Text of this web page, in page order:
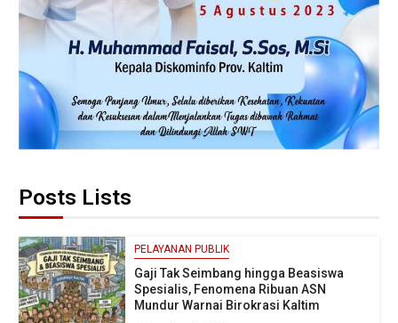
Posts Lists
PELAYANAN PUBLIK
Gaji Tak Seimbang hingga Beasiswa
Spesialis, Fenomena Ribuan ASN
Mundur Warnai Birokrasi Kaltim